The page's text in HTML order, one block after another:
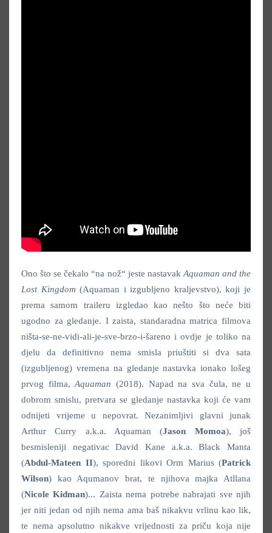
Ono što se čekalo “na nož“ jeste nastavak Aquaman and the
Lost Kingdom(Aquaman i izgubljeno kraljevstvo), koji je
prema samom traileru izgledao kao nešto što neće biti
ugodno za gledanje. I zaista, standaradna matrica filmova
ništa-se-ne-vidi-ali-je-sve-brzo-i-šareno i ovdje je toliko na
djelu da definitivno nema smisla priuštiti si dva sata
(izgubljenog) vremena na gledanje nastavka ionako lošeg
prvog filma,Aquaman(2018). Napad na sva čula, ne u
dobrom smislu, pretvara se gledanje nastavka koji će vam
odnijeti vrijeme u nepovrat. Nezanimljivi glavni junak
Arthur Curry a.k.a. Aquaman (Jason Momoa), još
besmisleniji negativac David Kane a.k.a. Black Manta
(Abdul-Mateen II), sporedni likovi Orm Marius (Patrick
Wilson) kao Aqumanov brat, te njihova majka Atllana
(Nicole Kidman)... Zaista nema potrebe nabrajati sve njih
jer niti jedan od njih nema ama baš nikakvu vrlinu kao lik,
te nema apsolutno nikakve vrijednosti za priču koja nije